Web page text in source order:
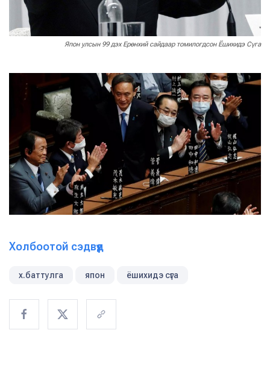
Япон улсын 99 дэх Ерөнхий сайдаар томилогдсон Ёшихидэ Сүга
Холбоотой сэдвүүд
х.баттулга япон ёшихидэ сүга